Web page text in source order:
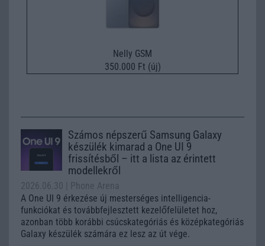
Nelly GSM
350.000 Ft (új)
Számos népszerű Samsung Galaxy
készülék kimarad a One UI 9
frissítésből – itt a lista az érintett
modellekről
2026.06.30
| Phone Arena
A One UI 9 érkezése új mesterséges intelligencia-
funkciókat és továbbfejlesztett kezelőfelületet hoz,
azonban több korábbi csúcskategóriás és középkategóriás
Galaxy készülék számára ez lesz az út vége.